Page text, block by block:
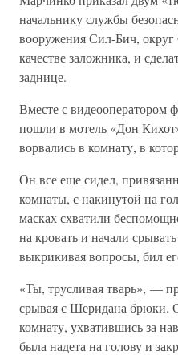
начальнику службы
вооружения Сил-Бич,
качестве заложника, и
заднице.
Вместе с видеооператором
пошли в мотель «Дон
ворвались в комнату, в
Он все еще сидел,
комнаты, с накинутой на
масках схватили
на кровать и начали
выкрикивая вопросы, бил
«Ты, трусливая тварь», —
срывая с Шеридана брюки.
комнату, ухватившись за
была надета на голову и